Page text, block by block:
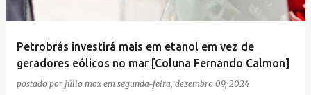
Petrobrás investirá mais em etanol em vez de
geradores eólicos no mar [Coluna Fernando Calmon]
postado por júlio max em segunda-feira, dezembro 09, 2024